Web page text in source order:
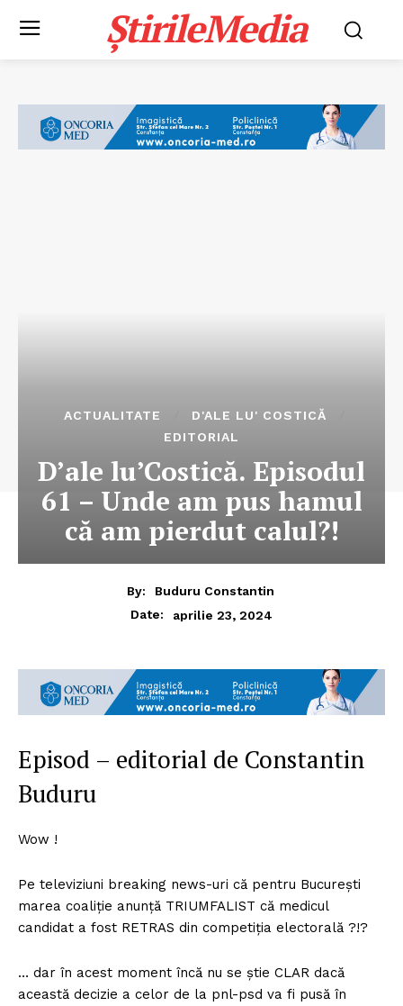
ȘtirileMedia
ACTUALITATE
D'ALE LU' COSTICĂ
EDITORIAL
D’ale lu’Costică. Episodul
61 – Unde am pus hamul
că am pierdut calul?!
By:
Buduru Constantin
Date:
aprilie 23, 2024
Episod – editorial de Constantin
Buduru
Wow !
Pe televiziuni breaking news-uri că pentru București
marea coaliție anunță TRIUMFALIST că medicul
candidat a fost RETRAS din competiția electorală ?!?
… dar în acest moment încă nu se știe CLAR dacă
această decizie a celor de la pnl-psd va fi pusă în